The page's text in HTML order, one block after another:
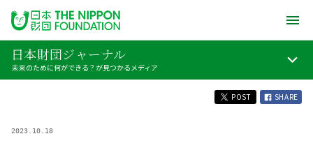
日本財団ジャーナル
未来のために何ができる？が見つかるメディア
POST SHARE
2023.10.18